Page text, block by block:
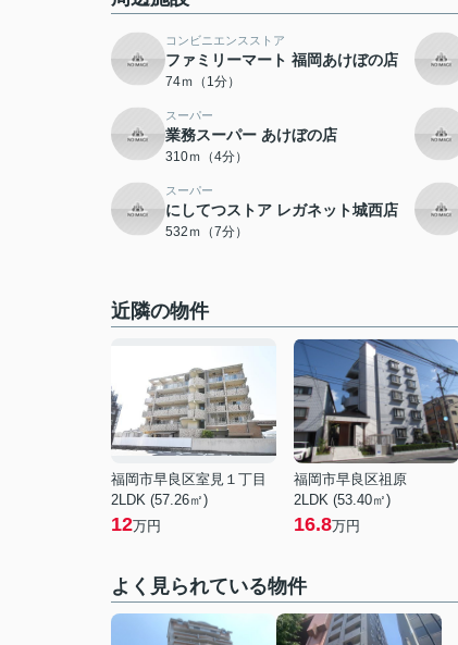
コンビニエンスストア
ファミリーマート 福岡あけぼの店
74ｍ（1分）
スーパー
業務スーパー あけぼの店
310ｍ（4分）
スーパー
にしてつストア レガネット城西店
532ｍ（7分）
近隣の物件
福岡市早良区室見１丁目
2LDK (57.26㎡)
12万円
福岡市早良区祖原
2LDK (53.40㎡)
16.8万円
よく見られている物件